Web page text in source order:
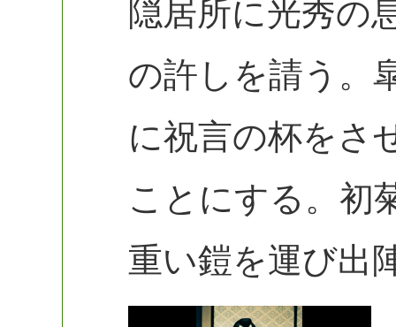
隠居所に光秀の
の許しを請う。
に祝言の杯をさ
ことにする。初
重い鎧を運び出